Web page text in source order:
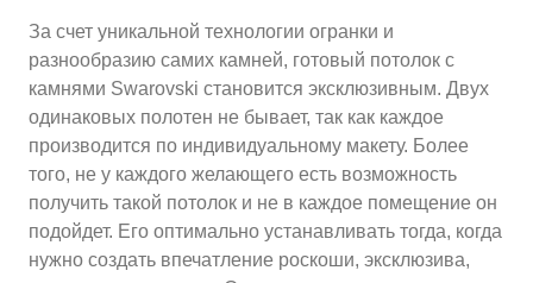
За счет уникальной технологии огранки и
разнообразию самих камней, готовый потолок с
камнями Swarovski становится эксклюзивным. Двух
одинаковых полотен не бывает, так как каждое
производится по индивидуальному макету. Более
того, не у каждого желающего есть возможность
получить такой потолок и не в каждое помещение он
подойдет. Его оптимально устанавливать тогда, когда
нужно создать впечатление роскоши, эксклюзива,